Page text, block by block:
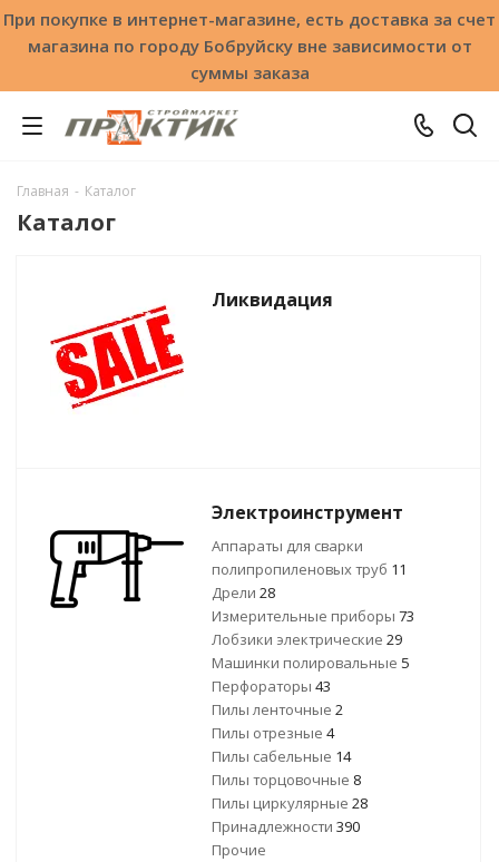
При покупке в интернет-магазине, есть доставка за счет
магазина по городу Бобруйску вне зависимости от
суммы заказа
Главная - Каталог
Каталог
Ликвидация
Электроинструмент
Аппараты для сварки
полипропиленовых труб 11
Дрели 28
Измерительные приборы 73
Лобзики электрические 29
Машинки полировальные 5
Перфораторы 43
Пилы ленточные 2
Пилы отрезные 4
Пилы сабельные 14
Пилы торцовочные 8
Пилы циркулярные 28
Принадлежности 390
Прочие